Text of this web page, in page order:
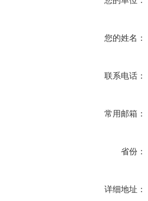
您的姓名：
联系电话：
常用邮箱：
省份：
详细地址：